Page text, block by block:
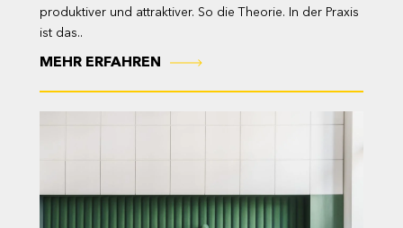
produktiver und attraktiver. So die Theorie. In der Praxis
ist das..
MEHR ERFAHREN